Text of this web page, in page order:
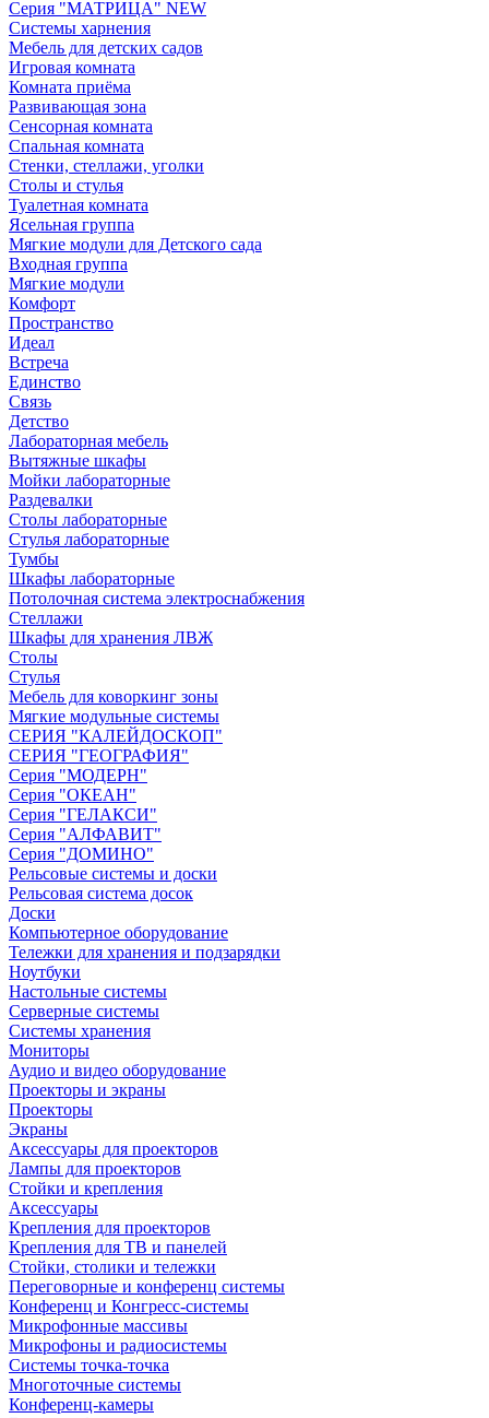
Серия "МАТРИЦА" NEW
Системы харнения
Мебель для детских садов
Игровая комната
Комната приёма
Развивающая зона
Сенсорная комната
Спальная комната
Стенки, стеллажи, уголки
Столы и стулья
Туалетная комната
Ясельная группа
Мягкие модули для Детского сада
Входная группа
Мягкие модули
Комфорт
Пространство
Идеал
Встреча
Единство
Связь
Детство
Лабораторная мебель
Вытяжные шкафы
Мойки лабораторные
Раздевалки
Столы лабораторные
Стулья лабораторные
Тумбы
Шкафы лабораторные
Потолочная система электроснабжения
Стеллажи
Шкафы для хранения ЛВЖ
Столы
Стулья
Мебель для коворкинг зоны
Мягкие модульные системы
СЕРИЯ "КАЛЕЙДОСКОП"
СЕРИЯ "ГЕОГРАФИЯ"
Серия "МОДЕРН"
Серия "ОКЕАН"
Серия "ГЕЛАКСИ"
Серия "АЛФАВИТ"
Серия "ДОМИНО"
Рельсовые системы и доски
Рельсовая система досок
Доски
Компьютерное оборудование
Тележки для хранения и подзарядки
Ноутбуки
Настольные системы
Серверные системы
Системы хранения
Мониторы
Аудио и видео оборудование
Проекторы и экраны
Проекторы
Экраны
Аксессуары для проекторов
Лампы для проекторов
Стойки и крепления
Аксессуары
Крепления для проекторов
Крепления для ТВ и панелей
Стойки, столики и тележки
Переговорные и конференц системы
Конференц и Конгресс-системы
Микрофонные массивы
Микрофоны и радиосистемы
Системы точка-точка
Многоточные системы
Конференц-камеры